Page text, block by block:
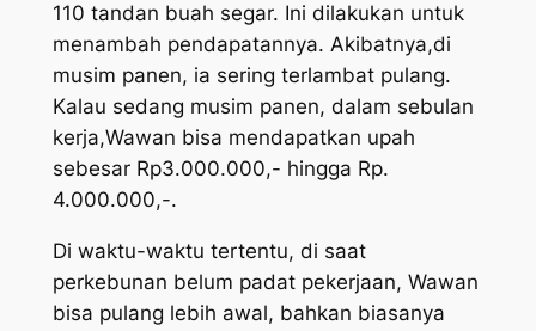
110 tandan buah segar. Ini dilakukan untuk
menambah pendapatannya. Akibatnya,di
musim panen, ia sering terlambat pulang.
Kalau sedang musim panen, dalam sebulan
kerja,Wawan bisa mendapatkan upah
sebesar Rp3.000.000,- hingga Rp.
4.000.000,-.
Di waktu-waktu tertentu, di saat
perkebunan belum padat pekerjaan, Wawan
bisa pulang lebih awal, bahkan biasanya